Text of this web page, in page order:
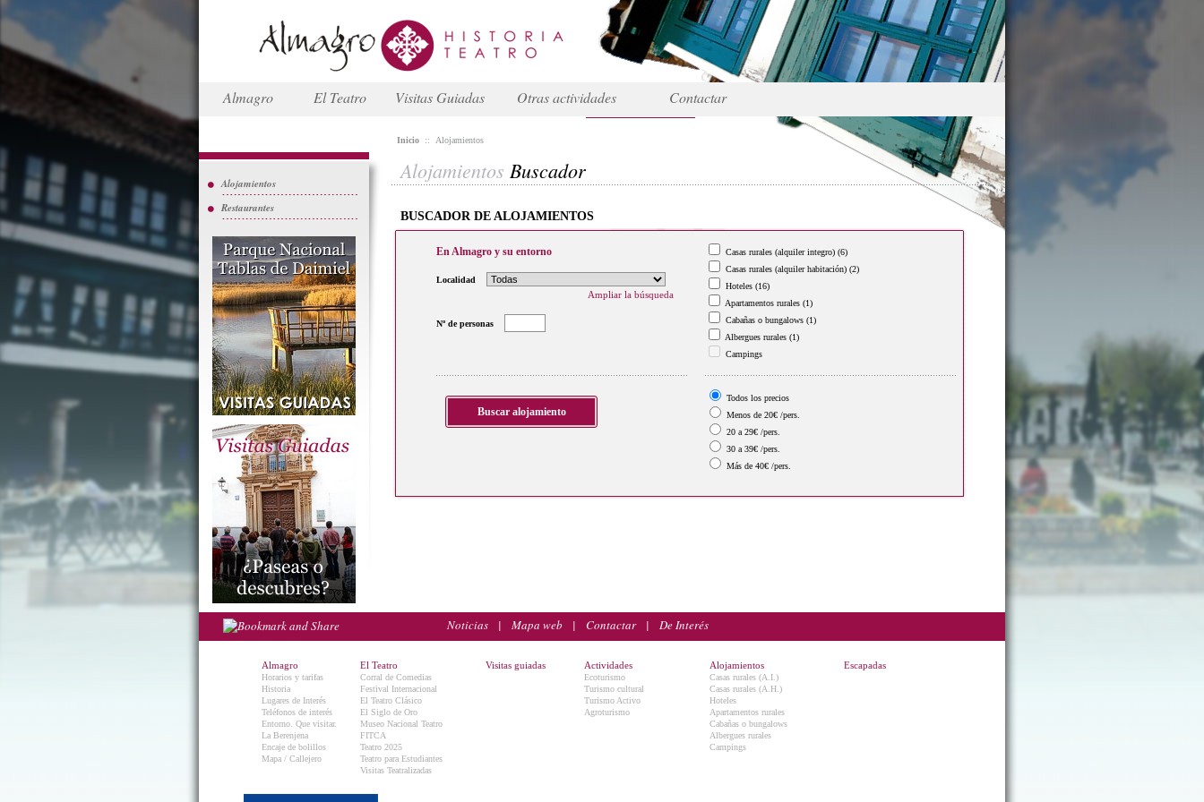
Almagro El Teatro Visitas Guiadas Otras actividades Contactar
Alojamientos
Restaurantes
Inicio :: Alojamientos
Alojamientos Buscador
BUSCADOR DE ALOJAMIENTOS
En Almagro y su entorno
Localidad
Ampliar la búsqueda
Nº de personas
Casas rurales (alquiler integro) (6)
Casas rurales (alquiler habitación) (2)
Hoteles (16)
Apartamentos rurales (1)
Cabañas o bungalows (1)
Albergues rurales (1)
Campings
Todos los precios
Menos de 20€ /pers.
20 a 29€ /pers.
30 a 39€ /pers.
Más de 40€ /pers.
Noticias | Mapa web | Contactar| De Interés
Almagro
Horarios y tarifas
Historia
Lugares de Interés
Teléfonos de interés
Entorno. Que visitar.
La Berenjena
Encaje de bolillos
Mapa / Callejero
El Teatro
Corral de Comedias
Festival Internacional
El Teatro Clásico
El Siglo de Oro
Museo Nacional Teatro
FITCA
Teatro 2025
Teatro para Estudiantes
Visitas Teatralizadas
Visitas guiadas Actividades
Ecoturismo
Turismo cultural
Turismo Activo
Agroturismo
Alojamientos
Casas rurales (A.I.)
Casas rurales (A.H.)
Hoteles
Apartamentos rurales
Cabañas o bungalows
Albergues rurales
Campings
Escapadas